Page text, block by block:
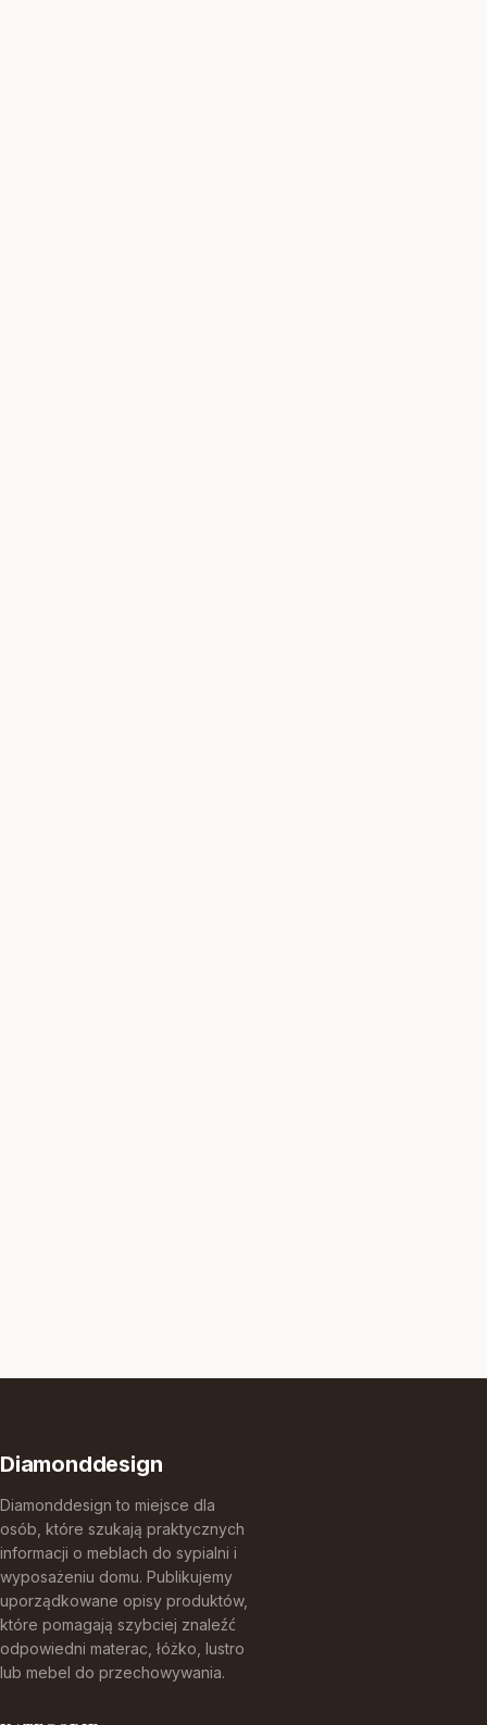
Diamonddesign
Diamonddesign to miejsce dla
osób, które szukają praktycznych
informacji o meblach do sypialni i
wyposażeniu domu. Publikujemy
uporządkowane opisy produktów,
które pomagają szybciej znaleźć
odpowiedni materac, łóżko, lustro
lub mebel do przechowywania.